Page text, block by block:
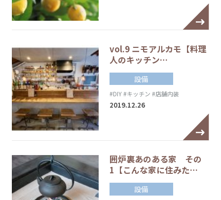
vol.9 ニモアルカモ【料理
人のキッチン…
設備
#DIY#キッチン #店舗内装
2019.12.26
囲炉裏あのある家 その
1【こんな家に住みた…
設備